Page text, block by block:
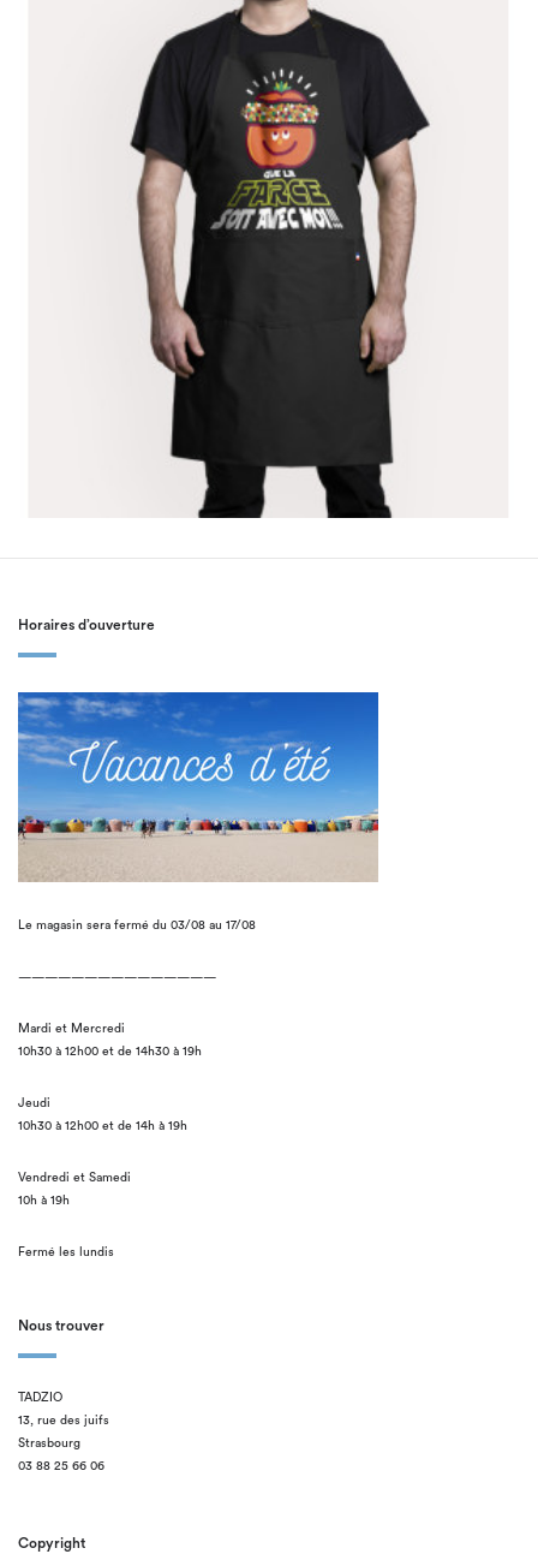
Horaires d’ouverture
Le magasin sera fermé du 03/08 au 17/08
———————————————
Mardi et Mercredi
10h30 à 12h00 et de 14h30 à 19h
Jeudi
10h30 à 12h00 et de 14h à 19h
Vendredi et Samedi
10h à 19h
Fermé les lundis
Nous trouver
TADZIO
13, rue des juifs
Strasbourg
03 88 25 66 06
Copyright